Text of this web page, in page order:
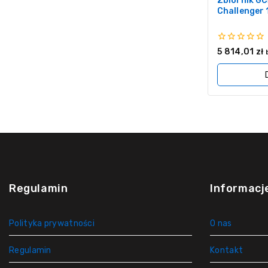
Challenger
0
5
5 814,01 zł
Regulamin
Polityka prywatności
Regulamin
O nas
Kontakt